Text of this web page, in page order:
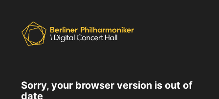
Sorry, your browser version is out of
date